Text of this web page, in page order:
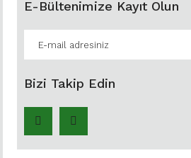
E-Bültenimize Kayıt Olun
Bizi Takip Edin